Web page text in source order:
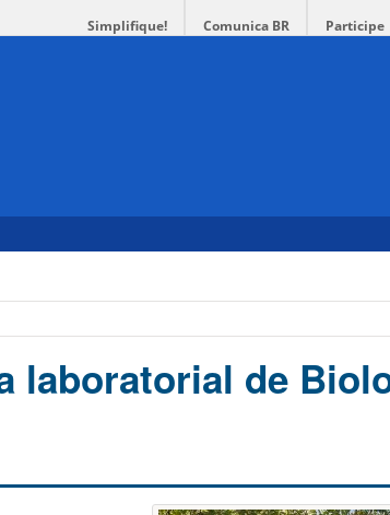
Simplifique! Comunica BR Participe
laboratorial de